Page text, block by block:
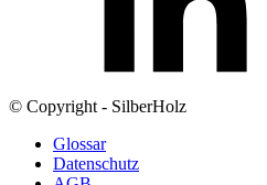
© Copyright - SilberHolz
Glossar
Datenschutz